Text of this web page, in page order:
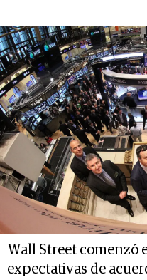
Wall Street comenzó
expectativas de